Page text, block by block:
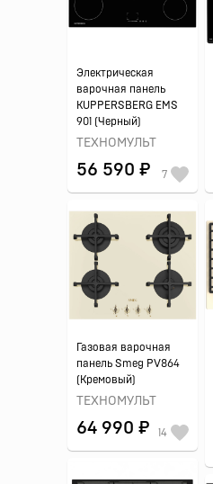
Электрическая
варочная панель
KUPPERSBERG EMS
901 (Черный)
ТЕХНОМУЛЬТ
56 590 ₽ 7
Газовая варочная
панель Smeg PV864
(Кремовый)
ТЕХНОМУЛЬТ
64 990 ₽ 14